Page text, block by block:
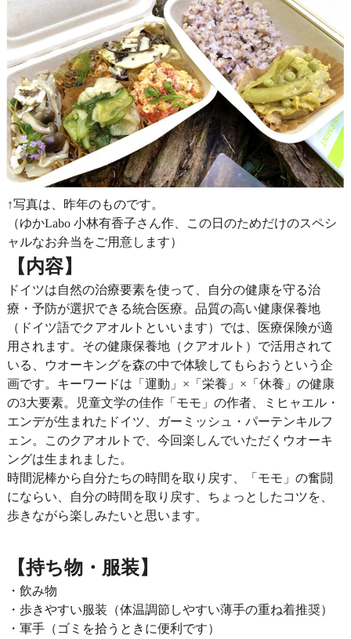
↑写真は、昨年のものです。
（ゆかLabo 小林有香子さん作、この日のためだけのスペシ
ャルなお弁当をご用意します）
【内容】
ドイツは自然の治療要素を使って、自分の健康を守る治
療・予防が選択できる統合医療。品質の高い健康保養地
（ドイツ語でクアオルトといいます）では、医療保険が適
用されます。その健康保養地（クアオルト）で活用されて
いる、ウオーキングを森の中で体験してもらおうという企
画です。キーワードは「運動」×「栄養」×「休養」の健康
の3大要素。児童文学の佳作「モモ」の作者、ミヒャエル・
エンデが生まれたドイツ、ガーミッシュ・パーテンキルフ
ェン。このクアオルトで、今回楽しんでいただくウオーキ
ングは生まれました。
時間泥棒から自分たちの時間を取り戻す、「モモ」の奮闘
にならい、自分の時間を取り戻す、ちょっとしたコツを、
歩きながら楽しみたいと思います。
【持ち物・服装】
・飲み物
・歩きやすい服装（体温調節しやすい薄手の重ね着推奨）
・軍手（ゴミを拾うときに便利です）